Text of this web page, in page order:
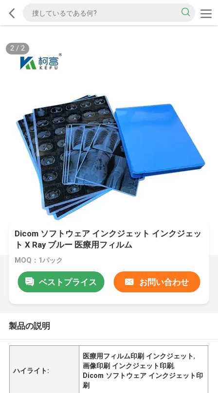
2/ 2
Dicom ソフトウェア インクジェット インクジェッ
ト X Ray ブルー 医療用フィルム
MOQ：1パック
ベストプライス お問い合わせ
製品の説明
ハイライト:
医療用フィルム印刷 インクジェット,
画像印刷 インクジェット印刷,
Dicom ソフトウェア インクジェット印
刷